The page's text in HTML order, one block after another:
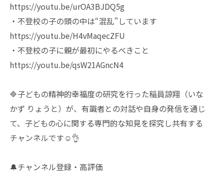
https://youtu.be/urOA3BJDQ5g
・不登校の子の頭の中は“混乱”しています
https://youtu.be/H4vMaqecZFU
・不登校の子に親が最初にやるべきこと
https://youtu.be/qsW21AGncN4
🔷子どもの精神的幸福度の研究を行った稲員諒翔（いな
かず りょうと）が、有識者との対話や自身の発信を通じ
て、子どもの心に関する専門的な知見を探究し共有する
チャンネルです☺️👌
🔔チャンネル登録・高評価